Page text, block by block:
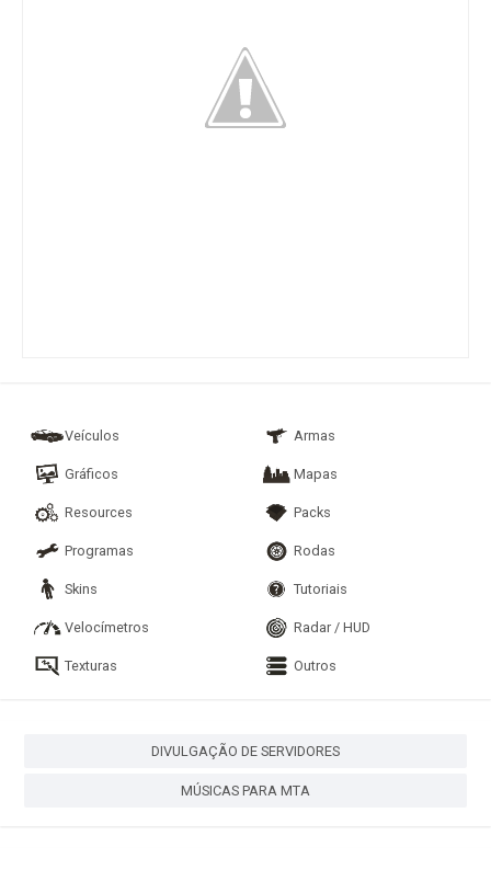
Veículos Armas
Gráficos Mapas
Resources Packs
Programas Rodas
Skins Tutoriais
Velocímetros Radar / HUD
Texturas Outros
DIVULGAÇÃO DE SERVIDORES
MÚSICAS PARA MTA